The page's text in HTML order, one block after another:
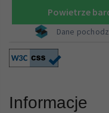
Informacje